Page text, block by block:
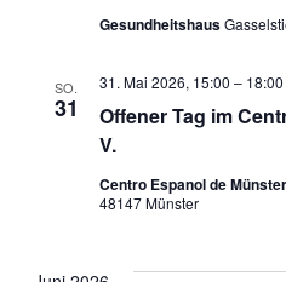
Gesundheitshaus
SO.
31
Offener Tag im
V.
31. Mai 2026, 15:00 – 18:00
Centro Espanol de
48147 Münster